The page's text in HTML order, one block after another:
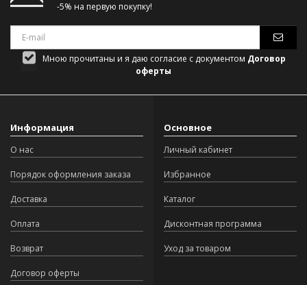
-5% на первую покупку!
Мною прочитаны и я даю согласие с документом Договор
оферты
Информация
О нас
Порядок оформления заказа
Доставка
Оплата
Возврат
Договор оферты
Основное
Личный кабинет
Избранное
Каталог
Дисконтная программа
Уход за товаром